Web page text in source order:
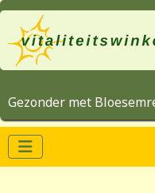
Gezonder met